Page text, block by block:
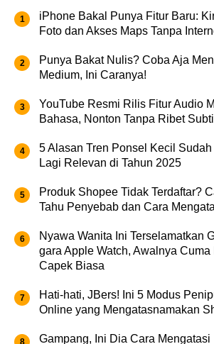
iPhone Bakal Punya Fitur Baru:
Foto dan Akses Maps Tanpa
Punya Bakat Nulis? Coba Aja
Medium, Ini Caranya!
YouTube Resmi Rilis Fitur Audio
Bahasa, Nonton Tanpa Ribet
5 Alasan Tren Ponsel Kecil Sudah
Lagi Relevan di Tahun 2025
Produk Shopee Tidak Terdaftar?
Tahu Penyebab dan Cara
Nyawa Wanita Ini Terselamatkan
gara Apple Watch, Awalnya Cuma
Capek Biasa
Hati-hati, JBers! Ini 5 Modus
Online yang Mengatasnamakan
Gampang, Ini Dia Cara Mengatasi